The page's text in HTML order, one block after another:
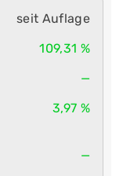
seit Auflage
109,31 %
—
3,97 %
—